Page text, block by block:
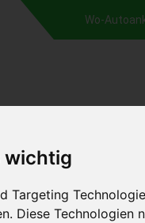
wichtig
Targeting
Diese
Wo-